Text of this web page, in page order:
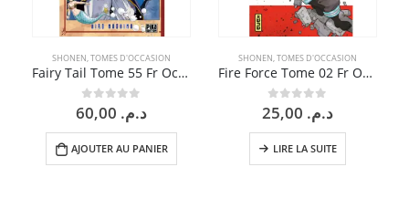
SHONEN,TOMES D'OCCASION
Fairy Tail Tome 55 Fr Occasion
0sur 5د.م.
AJOUTER AU PANIER
SHONEN,TOMES D'OCCASION
Fire Force Tome 02 Fr Occasion
0sur 5د.م.
LIRE LA SUITE